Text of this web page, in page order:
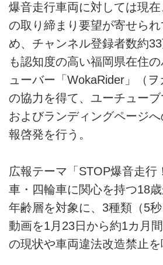
爆音走行車両に対しては現在
の取り締まり要望が寄せら
め、チャンネル登録者数約
も認知度の高い福岡県在住
ューバー「WokaRider」（
の協力を得て、ユーチュー
およびランディングページ
報啓発を行う。
広報テーマ「STOP爆音走行
車・四輪車に関心を持つ18
年齢層を対象に、3種類（5
動画を1月23日から約1カ月
の現状や車両違法改造禁止を